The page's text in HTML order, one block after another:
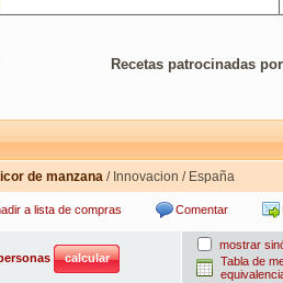
Recetas patrocinadas
de manzana / Innovacion / España
a lista de compras Comentar
mostrar
Tabla de